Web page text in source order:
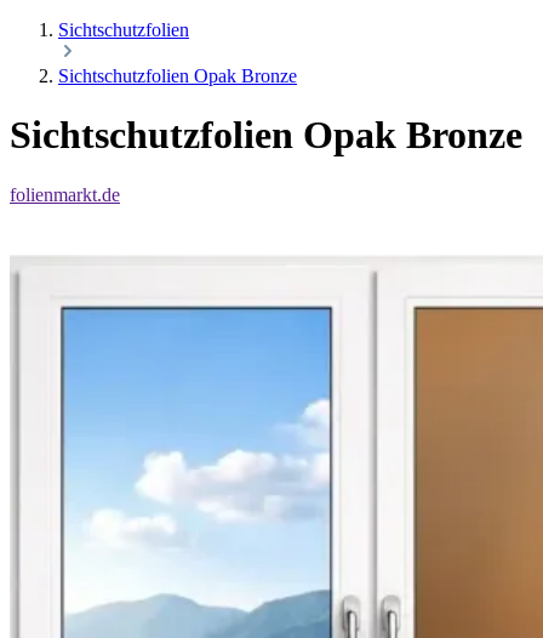
Sichtschutzfolien
Sichtschutzfolien Opak Bronze
Sichtschutzfolien Opak Bronze
folienmarkt.de